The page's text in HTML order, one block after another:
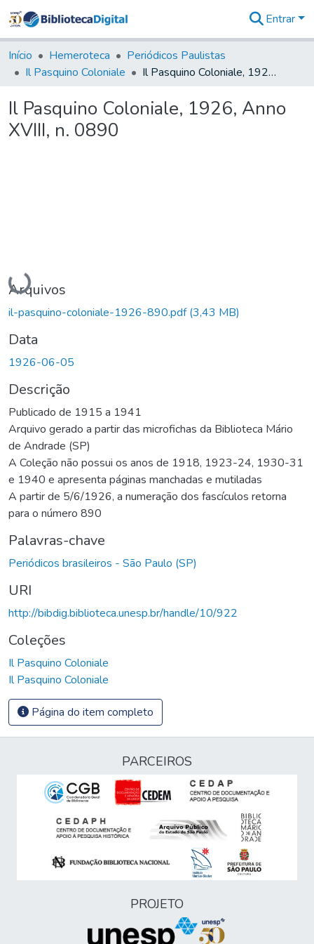
&
Coleções
Tudo na
Digital
Entrar
Início Hemeroteca
Periódicos Paulistas
Il Pasquino Coloniale
Il Pasquino Coloniale, 1926, Anno XVIII, n. 0890
Il Pasquino Coloniale, 1926, Anno
XVIII, n. 0890
Carregando...
Arquivos
il-pasquino-coloniale-1926-890.pdf(3,43 MB)
Data
1926-06-05
Descrição
Publicado de 1915 a 1941
Arquivo gerado a partir das microfichas da Biblioteca Mário
de Andrade (SP)
A Coleção não possui os anos de 1918, 1923-24, 1930-31
e 1940 e apresenta páginas manchadas e mutiladas
A partir de 5/6/1926, a numeração dos fascículos retorna
para o número 890
Palavras-chave
Periódicos brasileiros - São Paulo (SP)
URI
http://bibdig.biblioteca.unesp.br/handle/10/922
Coleções
Il Pasquino Coloniale
Il Pasquino Coloniale
Página do item completo
PARCEIROS
PROJETO